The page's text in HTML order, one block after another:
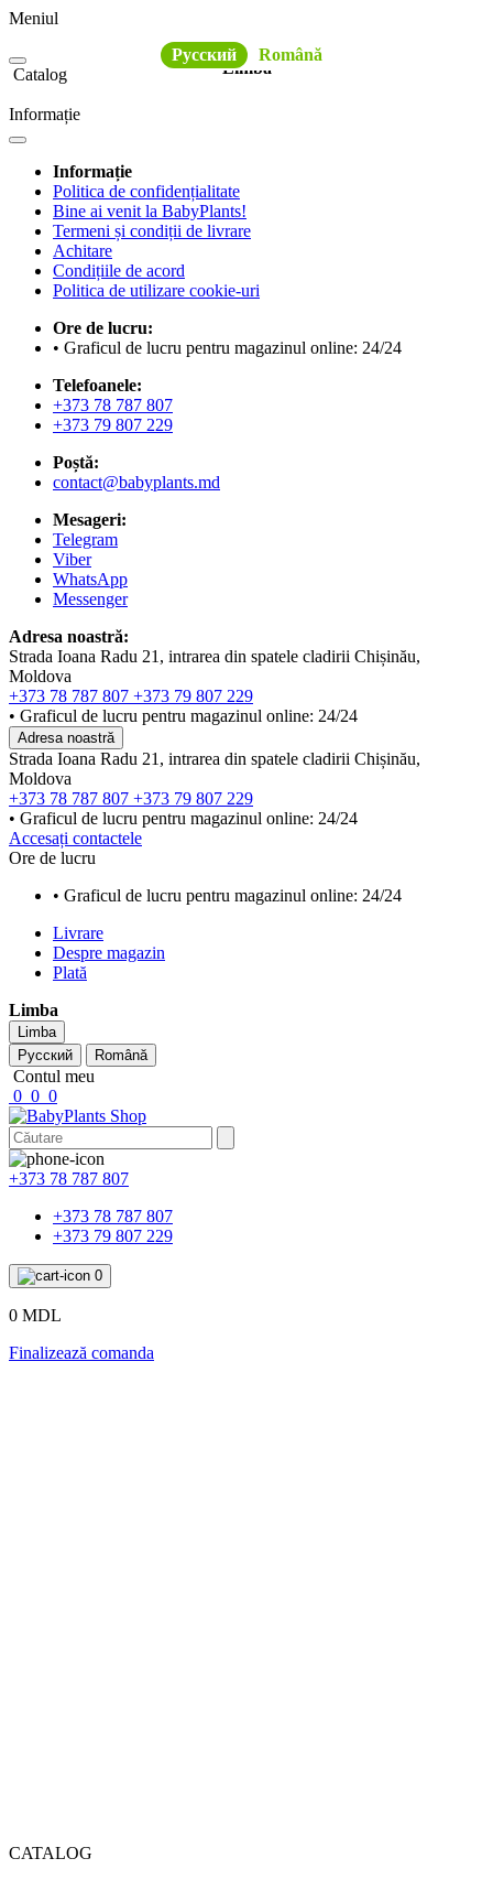
Meniul
Limba
Русский
Română
Catalog
Informație
Informație
Politica de confidențialitate
Bine ai venit la BabyPlants!
Termeni și condiții de livrare
Achitare
Condițiile de acord
Politica de utilizare cookie-uri
Ore de lucru:
• Graficul de lucru pentru magazinul online: 24/24
Telefoanele:
+373 78 787 807
+373 79 807 229
Poștă:
contact@babyplants.md
Mesageri:
Telegram
Viber
WhatsApp
Messenger
Adresa noastră:
Strada Ioana Radu 21, intrarea din spatele cladirii Chișinău,
Moldova
+373 78 787 807 +373 79 807 229
• Graficul de lucru pentru magazinul online: 24/24
Adresa noastră
Strada Ioana Radu 21, intrarea din spatele cladirii Chișinău,
Moldova
+373 78 787 807 +373 79 807 229
• Graficul de lucru pentru magazinul online: 24/24
Accesați contactele
Ore de lucru
• Graficul de lucru pentru magazinul online: 24/24
Livrare
Despre magazin
Plată
Limba
Limba
Русский
Română
Contul meu
0 0 0
+373 78 787 807
+373 78 787 807
+373 79 807 229
0
0 MDL
Finalizează comanda
CATALOG